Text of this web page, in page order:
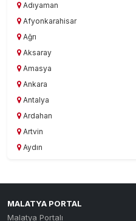
Adıyaman
Afyonkarahisar
Ağrı
Aksaray
Amasya
Ankara
Antalya
Ardahan
Artvin
Aydın
MALATYA PORTAL
Malatya Portalı